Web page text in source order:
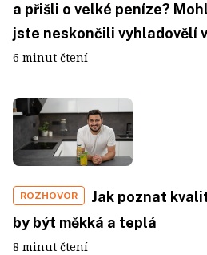
a přišli o velké peníze?
jste neskončili vyhladovělí
6 minut čtení
ROZHOVOR
Jak poznat
by být měkká a teplá
8 minut čtení